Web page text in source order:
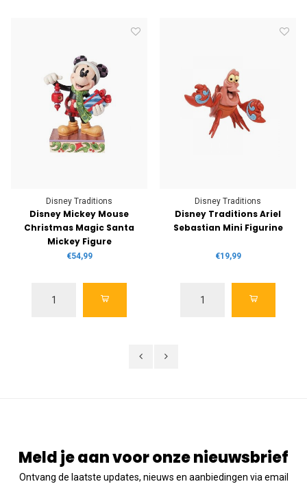
Disney Traditions
Disney Mickey Mouse
Christmas Magic Santa
Mickey Figure
€54,99
Disney Traditions
Disney Traditions Ariel
Sebastian Mini Figurine
€19,99
Meld je aan voor onze nieuwsbrief
Ontvang de laatste updates, nieuws en aanbiedingen via email